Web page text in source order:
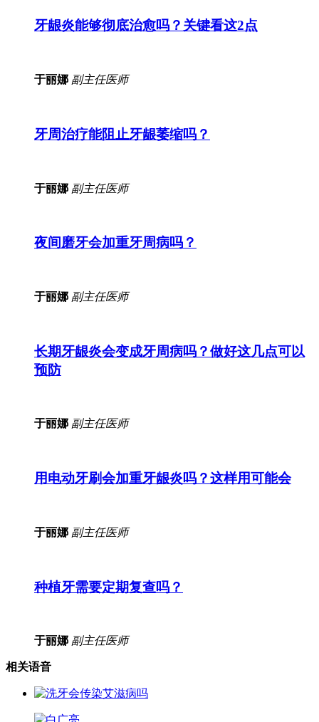
牙龈炎能够彻底治愈吗？关键看这2点
于丽娜 副主任医师
牙周治疗能阻止牙龈萎缩吗？
于丽娜 副主任医师
夜间磨牙会加重牙周病吗？
于丽娜 副主任医师
长期牙龈炎会变成牙周病吗？做好这几点可以
预防
于丽娜 副主任医师
用电动牙刷会加重牙龈炎吗？这样用可能会
于丽娜 副主任医师
种植牙需要定期复查吗？
于丽娜 副主任医师
相关语音